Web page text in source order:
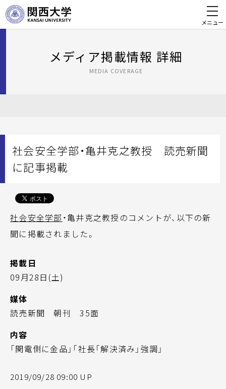
メニュー
メディア掲載情報 詳細
MEDIA COVERAGE
社会安全学部・亀井克之教授 読売新聞
に記事掲載
社会安全学部 ・亀井克之教授のコメントが、以下の新
聞に掲載されました。
掲載日
09月28日(土)
媒体
読売新聞 朝刊 35面
内容
「関電側に金品」「社長「解決済み」強調」
2019/09/28 09:00 UP